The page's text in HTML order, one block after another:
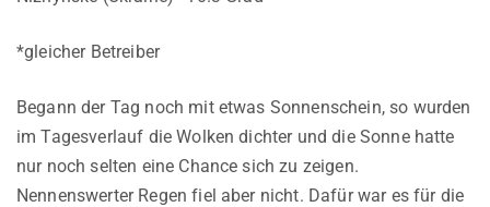
*gleicher Betreiber
Begann der Tag noch mit etwas Sonnenschein, so wurden
im Tagesverlauf die Wolken dichter und die Sonne hatte
nur noch selten eine Chance sich zu zeigen.
Nennenswerter Regen fiel aber nicht. Dafür war es für die